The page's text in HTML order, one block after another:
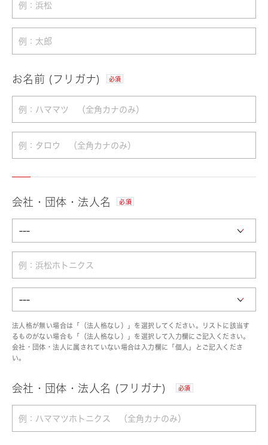
お名前 (フリガナ) 必須
会社・団体・法人名 必須
法人格が無い場合は「（法人格なし）」を選択してください。リストに該当す
るものがない場合も「（法人格なし）」を選択して入力欄にご記入ください。
会社・団体・法人に属されていない場合は入力欄に「個人」とご記入くださ
い。
会社・団体・法人名 (フリガナ) 必須